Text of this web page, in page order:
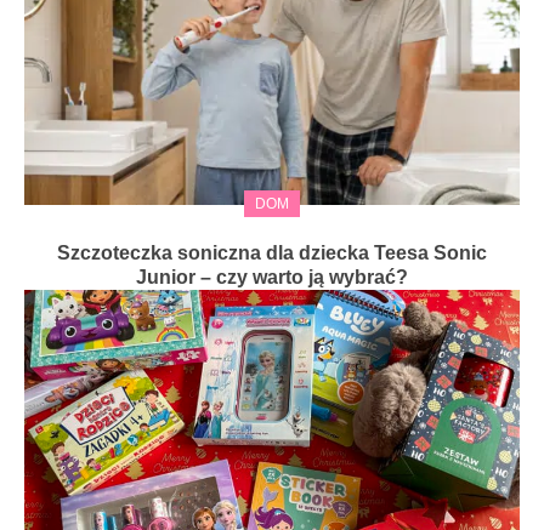
DOM
Szczoteczka soniczna dla dziecka Teesa Sonic
Junior – czy warto ją wybrać?